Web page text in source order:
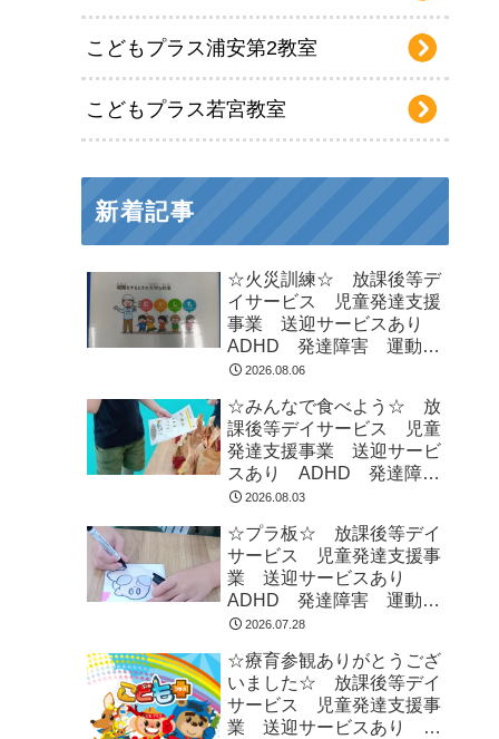
こどもプラス浦安第2教室
こどもプラス若宮教室
新着記事
☆火災訓練☆ 放課後等デ
イサービス 児童発達支援
事業 送迎サービスあり
ADHD 発達障害 運動療
育 市川市 船橋市
2026.08.06
☆みんなで食べよう☆ 放
課後等デイサービス 児童
発達支援事業 送迎サービ
スあり ADHD 発達障
害 運動療育 市川市 船
2026.08.03
☆プラ板☆ 放課後等デイ
サービス 児童発達支援事
業 送迎サービスあり
ADHD 発達障害 運動療
育 市川市 船橋市
2026.07.28
☆療育参観ありがとうござ
いました☆ 放課後等デイ
サービス 児童発達支援事
業 送迎サービスあり